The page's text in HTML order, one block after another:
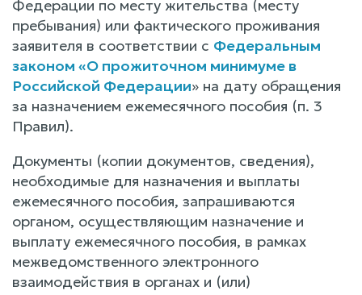
Федерации по месту жительства (месту
пребывания) или фактического проживания
заявителя в соответствии с Федеральным
законом «О прожиточном минимуме в
Российской Федерации» на дату обращения
за назначением ежемесячного пособия (п. 3
Правил).
Документы (копии документов, сведения),
необходимые для назначения и выплаты
ежемесячного пособия, запрашиваются
органом, осуществляющим назначение и
выплату ежемесячного пособия, в рамках
межведомственного электронного
взаимодействия в органах и (или)